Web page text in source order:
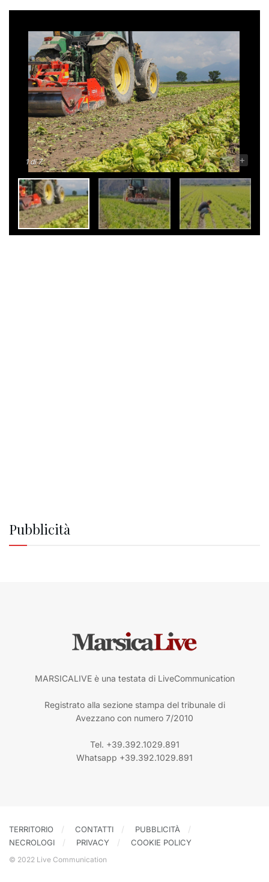
1di 7 - +
Pubblicità
MARSICALIVE è una testata di LiveCommunication
Registrato alla sezione stampa del tribunale di
Avezzano con numero 7/2010
Tel. +39.392.1029.891
Whatsapp +39.392.1029.891
TERRITORIO CONTATTI
PUBBLICITÀ
NECROLOGI
PRIVACY COOKIE POLICY
© 2022 Live Communication